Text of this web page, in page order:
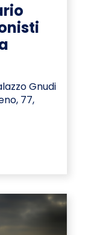
Gnudi
77,